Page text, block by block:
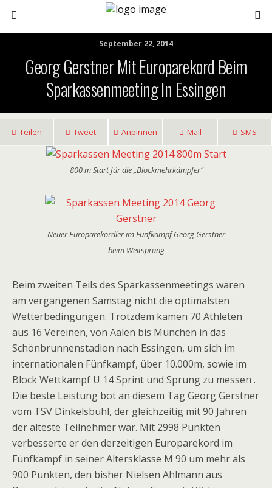
September 22, 2014
Georg Gerstner Mit Europarekord Beim
Sparkassenmeeting In Essingen
Teilen Tweet Anpinnen Mail SMS
800 m Start für die „Blockmehrkämpfer“
Neuer Europarekordler im Fünfkampf Georg Gerstner
beim Weitsprung
Beim zweiten Teils des Sparkassenmeetings waren
am vergangenen Samstag nicht die optimalsten
Wetterbedingungen. Trotzdem kamen 70 Athleten
aus 16 Vereinen, von Aalen bis München in das
Schönbrunnenstadion nach Essingen, um sich im
internationalen Fünfkampf, über 10.000m, sowie im
Block Wettkampf U 14 Sprint und Sprung zu messen .
Die beste Leistung bot an diesem Tag Georg Gerstner
vom TSV Dinkelsbühl, der gleichzeitig mit 90 Jahren
der älteste Teilnehmer war. Mit 2998 Punkten
verbesserte er den derzeitigen Europarekord im
Fünfkampf in seiner Altersklasse M 90 um mehr als
900 Punkten, den bisher Nielsen Ahlmann aus